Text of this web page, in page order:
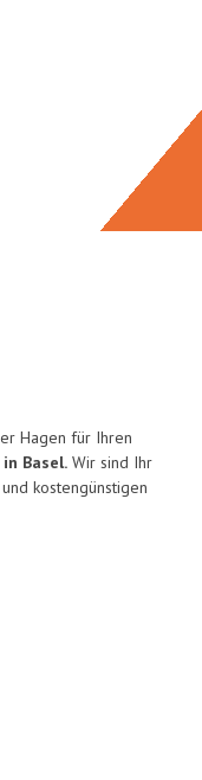
Hagen für Ihren
Basel. Wir sind Ihr
kostengünstigen